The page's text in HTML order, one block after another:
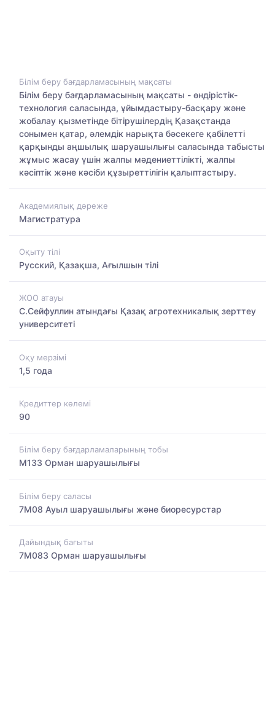
Білім беру бағдарламасының мақсаты
Білім беру бағдарламасының мақсаты - өндірістік-
технология саласында, ұйымдастыру-басқару және
жобалау қызметінде бітірушілердің Қазақстанда
сонымен қатар, әлемдік нарықта бәсекеге қабілетті
қарқынды аңшылық шаруашылығы саласында табысты
жұмыс жасау үшін жалпы мәдениеттілікті, жалпы
кәсіптік және кәсіби құзыреттілігін қалыптастыру.
Академиялық дәреже
Магистратура
Оқыту тілі
Русский, Қазақша, Ағылшын тілі
ЖОО атауы
С.Сейфуллин атындағы Қазақ агротехникалық зерттеу
университеті
Оқу мерзімі
1,5 года
Кредиттер көлемі
90
Білім беру бағдарламаларының тобы
M133 Орман шаруашылығы
Білім беру саласы
7M08 Ауыл шаруашылығы және биоресурстар
Дайындық бағыты
7M083 Орман шаруашылығы